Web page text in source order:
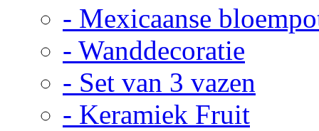
- Mexicaanse
- Wanddecoratie
- Set van 3 vazen
- Keramiek Fruit